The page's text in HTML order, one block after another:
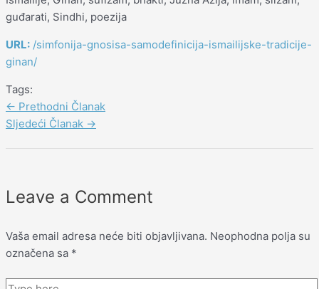
guđarati, Sindhi, poezija
URL: /simfonija-gnosisa-samodefinicija-ismailijske-tradicije-
ginan/
Tags:
← Prethodni Članak
Sljedeći Članak →
Leave a Comment
Vaša email adresa neće biti objavljivana. Neophodna polja su
označena sa *